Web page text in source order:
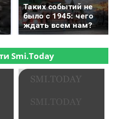
Таких событий не
было с 1945: чего
ждать всем нам?